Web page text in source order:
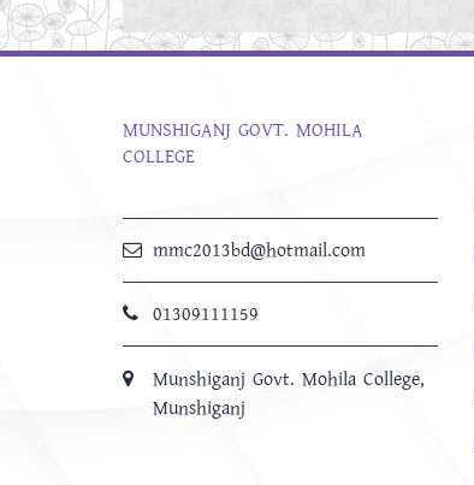
MUNSHIGANJ GOVT. MOHILA
COLLEGE
mmc2013bd@hotmail.com
01309111159
Munshiganj Govt. Mohila College,
Munshiganj